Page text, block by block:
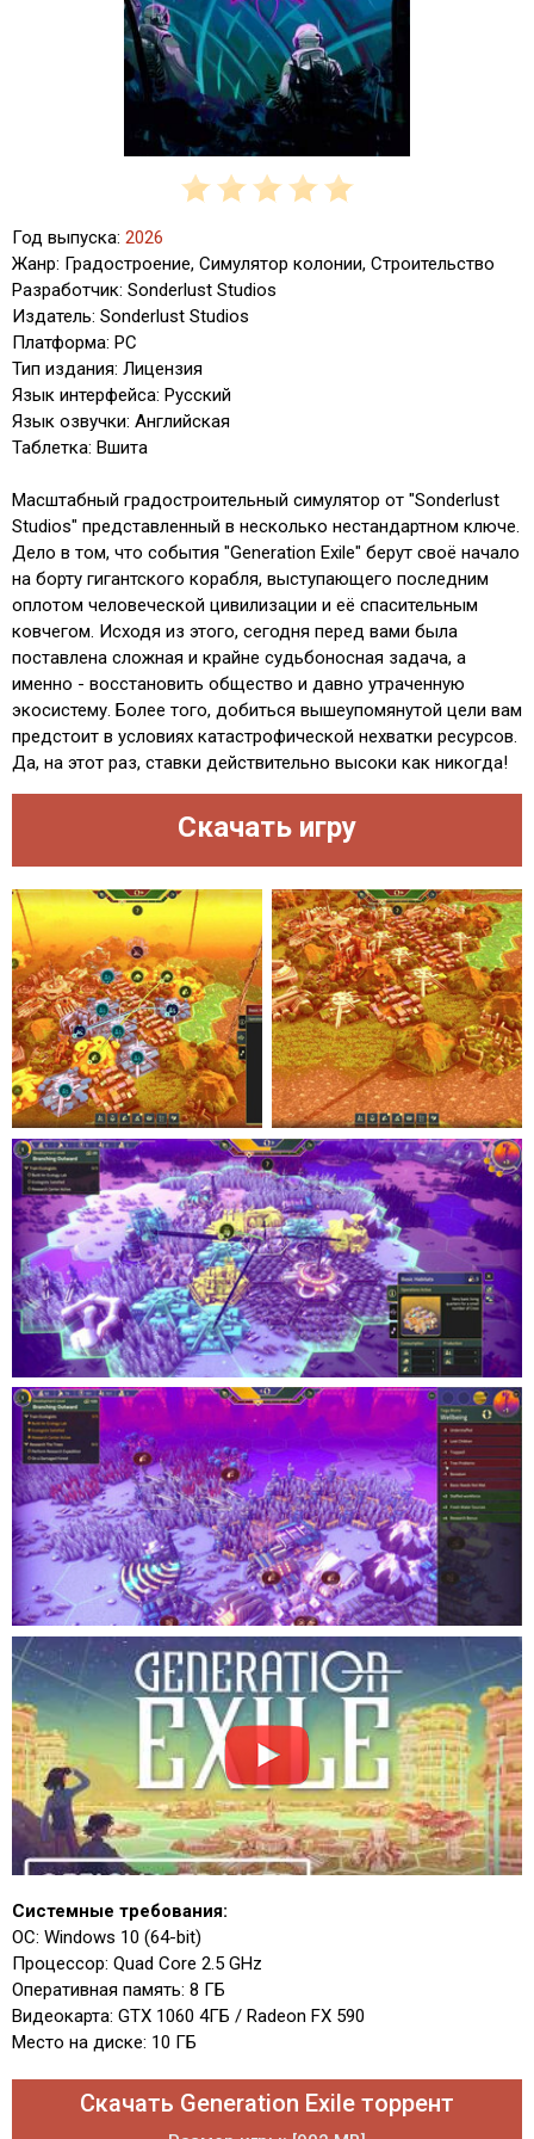
Год выпуска: 2026
Жанр: Градостроение, Симулятор колонии, Строительство
Разработчик: Sonderlust Studios
Издатель: Sonderlust Studios
Платформа: PC
Тип издания: Лицензия
Язык интерфейса: Русский
Язык озвучки: Английская
Таблетка: Вшита
Масштабный градостроительный симулятор от "Sonderlust
Studios" представленный в несколько нестандартном ключе.
Дело в том, что события "Generation Exile" берут своё начало
на борту гигантского корабля, выступающего последним
оплотом человеческой цивилизации и её спасительным
ковчегом. Исходя из этого, сегодня перед вами была
поставлена сложная и крайне судьбоносная задача, а
именно - восстановить общество и давно утраченную
экосистему. Более того, добиться вышеупомянутой цели вам
предстоит в условиях катастрофической нехватки ресурсов.
Да, на этот раз, ставки действительно высоки как никогда!
Скачать игру
Системные требования:
ОС: Windows 10 (64-bit)
Процессор: Quad Core 2.5 GHz
Оперативная память: 8 ГБ
Видеокарта: GTX 1060 4ГБ / Radeon FX 590
Место на диске: 10 ГБ
Скачать Generation Exile торрент